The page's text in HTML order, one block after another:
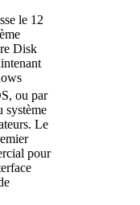
le 12
Disk
ou par
système
Le
pour